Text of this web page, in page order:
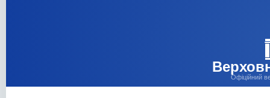
Офіційний